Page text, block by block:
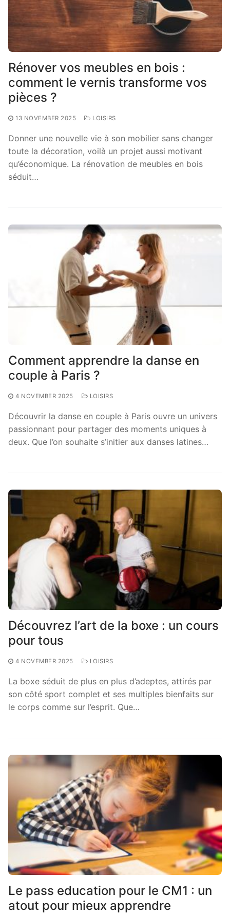
Rénover vos meubles en bois :
comment le vernis transforme vos
pièces ?
13 NOVEMBER 2025 LOISIRS
Donner une nouvelle vie à son mobilier sans changer
toute la décoration, voilà un projet aussi motivant
qu’économique. La rénovation de meubles en bois
séduit…
Comment apprendre la danse en
couple à Paris ?
4 NOVEMBER 2025 LOISIRS
Découvrir la danse en couple à Paris ouvre un univers
passionnant pour partager des moments uniques à
deux. Que l’on souhaite s’initier aux danses latines…
Découvrez l’art de la boxe : un cours
pour tous
4 NOVEMBER 2025 LOISIRS
La boxe séduit de plus en plus d’adeptes, attirés par
son côté sport complet et ses multiples bienfaits sur
le corps comme sur l’esprit. Que…
Le pass education pour le CM1 : un
atout pour mieux apprendre